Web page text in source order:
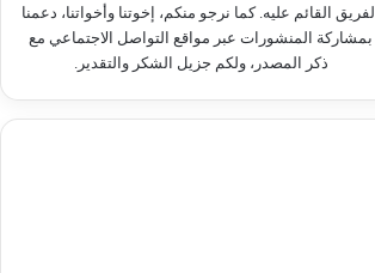
الفريق القائم عليه. كما نرجو منكم، إخوتنا وأخواتنا، دعمنا
بمشاركة المنشورات عبر مواقع التواصل الاجتماعي مع
ذكر المصدر، ولكم جزيل الشكر والتقدير.